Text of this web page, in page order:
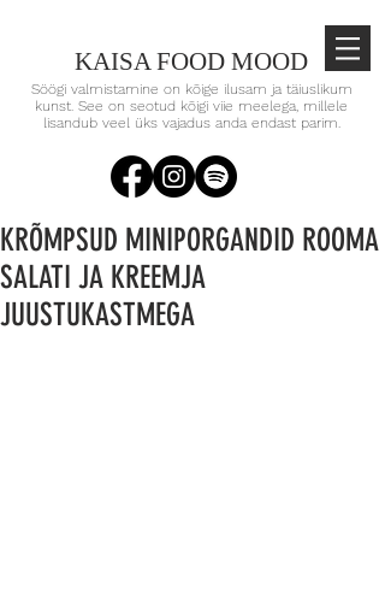
KAISA FOOD MOOD
Söögi valmistamine on kõige ilusam ja täiuslikum
kunst. See on seotud kõigi viie meelega, millele
lisandub veel üks vajadus anda endast parim.
KRÕMPSUD MINIPORGANDID ROOMA
SALATI JA KREEMJA
JUUSTUKASTMEGA